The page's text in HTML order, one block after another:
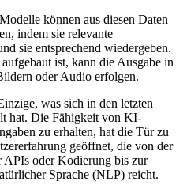
können aus diesen Daten
indem sie relevante
sie entsprechend wiedergeben.
ist, kann die Ausgabe in
oder Audio erfolgen.
was sich in den letzten
hat. Die Fähigkeit von KI-
zu erhalten, hat die Tür zu
geöffnet, die von der
oder Kodierung bis zur
Sprache (NLP) reicht.